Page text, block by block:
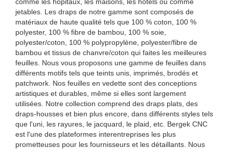
jetables. Les draps de notre gamme sont composés de
matériaux de haute qualité tels que 100 % coton, 100 %
polyester, 100 % fibre de bambou, 100 % soie,
polyester/coton, 100 % polypropylène, polyester/fibre de
bambou et tissus de chanvre/coton qui faites les meilleures
feuilles. Nous vous proposons une gamme de feuilles dans
différents motifs tels que teints unis, imprimés, brodés et
patchwork. Nos feuilles en vedette sont des conceptions
artistiques et durables, même si elles sont largement
utilisées. Notre collection comprend des draps plats, des
draps-housses et bien plus encore, dans différents styles tels
que l'uni, les rayures, le jacquard, le plaid, etc. Bergek CNC
est l'une des plateformes interentreprises les plus
prometteuses pour les fournisseurs et les détaillants. Nous